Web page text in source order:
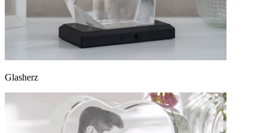
Glasherz